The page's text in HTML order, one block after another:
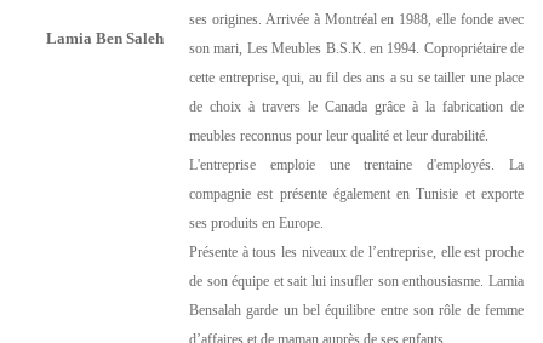
Lamia Ben Saleh
ses origines. Arrivée à Montréal en 1988, elle fonde avec
son mari, Les Meubles B.S.K. en 1994. Copropriétaire de
cette entreprise, qui, au fil des ans a su se tailler une place
de choix à travers le Canada grâce à la fabrication de
meubles reconnus pour leur qualité et leur durabilité.
L'entreprise emploie une trentaine d'employés. La
compagnie est présente également en Tunisie et exporte
ses produits en Europe.
Présente à tous les niveaux de l’entreprise, elle est proche
de son équipe et sait lui insufler son enthousiasme. Lamia
Bensalah garde un bel équilibre entre son rôle de femme
d’affaires et de maman auprès de ses enfants.